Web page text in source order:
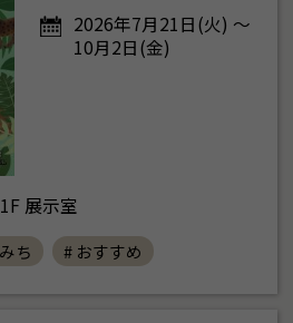
2026年7月21日(火) ～
10月2日(金)
展示室
ち # おすすめ